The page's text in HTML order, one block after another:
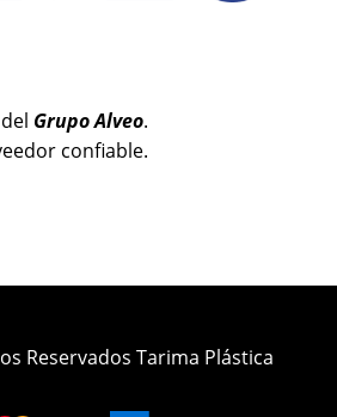
Grupo Alveo.
confiable.
Reservados Tarima Plástica